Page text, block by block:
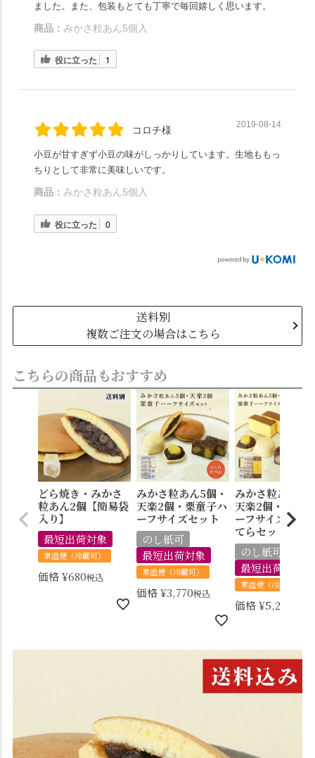
ました。また、包装もとても丁寧で毎回嬉しく思います。
商品： みかさ粒あん5個入
役に立った 1
コロチ様 2019-08-14
小豆が甘すぎず小豆の味がしっかりしています。生地ももっ
ちりとして非常に美味しいです。
商品： みかさ粒あん5個入
役に立った 0
送料別
複数ご注文の場合はこちら
こちらの商品もおすすめ
どら焼き・みかさ
粒あん2個【簡易袋
入り】
最短出荷対象
常温便（冷蔵可）
価格¥680税込
みかさ粒あん5個・
天楽2個・栗童子ハ
ーフサイズセット
のし紙可
最短出荷対象
常温便（冷蔵可）
価格¥3,770税込
みかさ粒あん5
天楽2個・栗童
ーフサイズ・か
てらセット
のし紙可
最短出荷対象
常温便（冷蔵可）
価格¥5,240